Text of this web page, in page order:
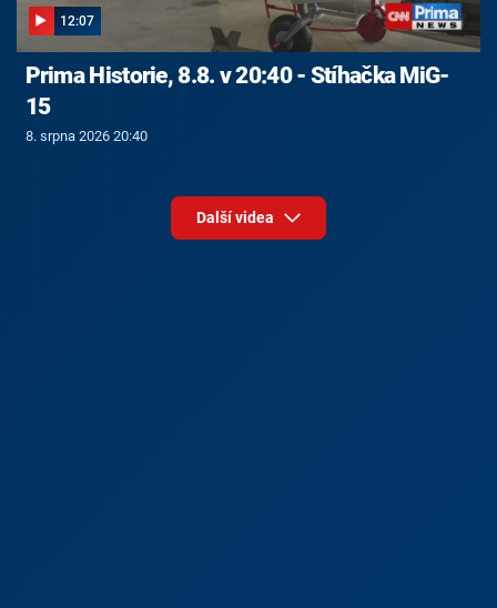
12:07
Prima Historie, 8.8. v 20:40 - Stíhačka MiG-
15
8. srpna 2026 20:40
Další videa